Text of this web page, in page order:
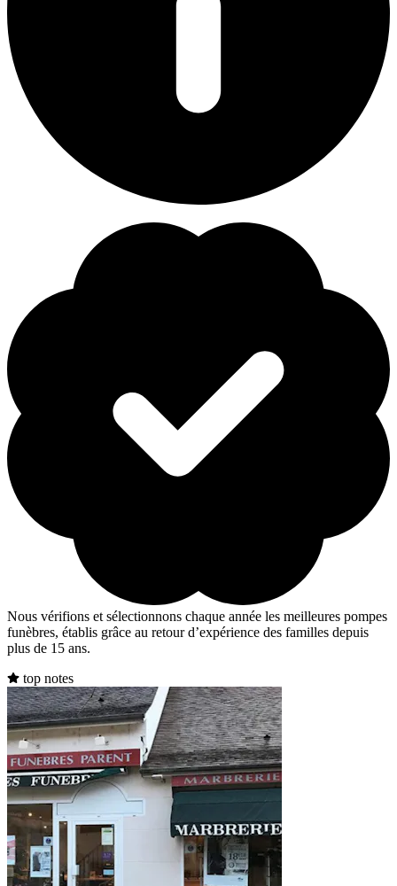
Nous vérifions et sélectionnons chaque année les meilleures pompes
funèbres, établis grâce au retour d’expérience des familles depuis
plus de 15 ans.
top notes